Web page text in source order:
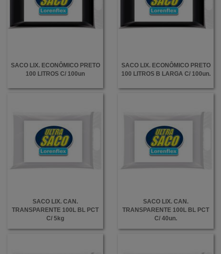
SACO LIX. ECONÔMICO PRETO
100 LITROS C/ 100un
SACO LIX. ECONÔMICO PRETO
100 LITROS B LARGA C/ 100un.
SACO LIX. CAN.
TRANSPARENTE 100L BL PCT
C/ 5kg
SACO LIX. CAN.
TRANSPARENTE 100L BL PCT
C/ 40un.